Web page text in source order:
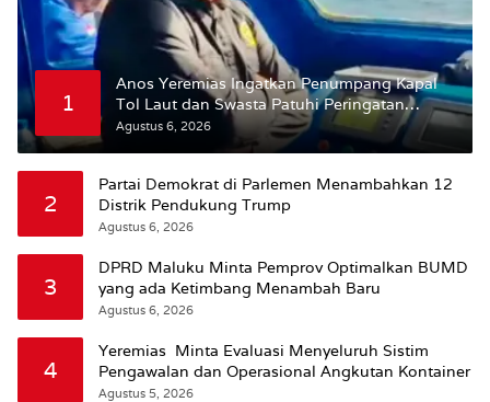
1
Anos Yeremias Ingatkan Penumpang Kapal
Tol Laut dan Swasta Patuhi Peringatan
BMKG
Agustus 6, 2026
2
Partai Demokrat di Parlemen Menambahkan 12
Distrik Pendukung Trump
Agustus 6, 2026
3
DPRD Maluku Minta Pemprov Optimalkan BUMD
yang ada Ketimbang Menambah Baru
Agustus 6, 2026
4
Yeremias Minta Evaluasi Menyeluruh Sistim
Pengawalan dan Operasional Angkutan Kontainer
Agustus 5, 2026